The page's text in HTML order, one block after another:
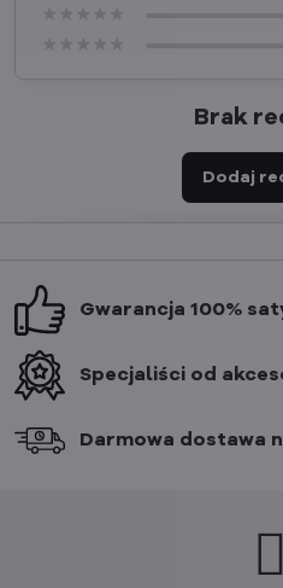
Brak
Dodaj
Gwarancja 100%
Specjaliści od
Darmowa dostawa